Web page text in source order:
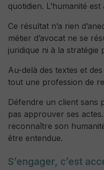
quotidien. L’humanité
Ce résultat n’a rien
métier d’avocat ne se
juridique ni à la stratégie
Au-delà des textes et
tout une profession de
Défendre un client sans
pas approuver ses
reconnaître son
être entendue.
S’engager, c’est